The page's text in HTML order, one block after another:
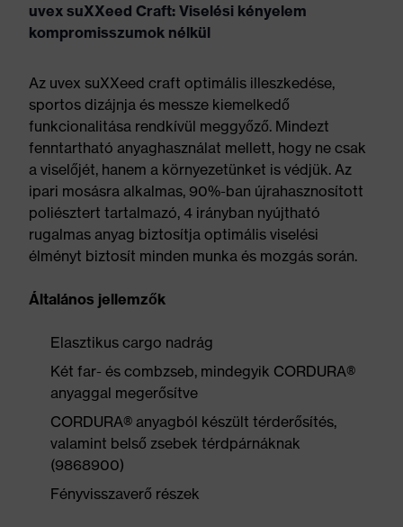
uvex suXXeed Craft: Viselési kényelem
kompromisszumok nélkül
Az uvex suXXeed craft optimális illeszkedése,
sportos dizájnja és messze kiemelkedő
funkcionalitása rendkívül meggyőző. Mindezt
fenntartható anyaghasználat mellett, hogy ne csak
a viselőjét, hanem a környezetünket is védjük. Az
ipari mosásra alkalmas, 90%-ban újrahasznosított
poliésztert tartalmazó, 4 irányban nyújtható
rugalmas anyag biztosítja optimális viselési
élményt biztosít minden munka és mozgás során.
Általános jellemzők
Elasztikus cargo nadrág
Két far- és combzseb, mindegyik CORDURA®
anyaggal megerősítve
CORDURA® anyagból készült térderősítés,
valamint belső zsebek térdpárnáknak
(9868900)
Fényvisszaverő részek